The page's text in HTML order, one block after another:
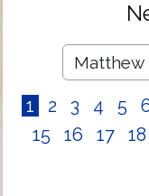
1 2 3 4 5
15
16 17 18